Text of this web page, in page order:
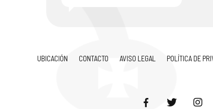
UBICACIÓN CONTACTO AVISO LEGAL POLÍTICA DE